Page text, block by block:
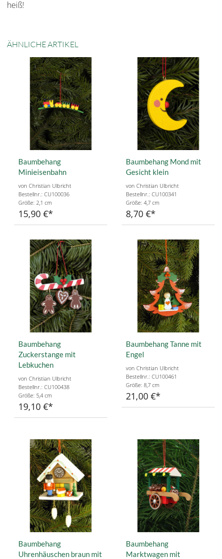
heiß!
ÄHNLICHE ARTIKEL
Baumbehang
Minieisenbahn
von Christian Ulbricht
Bestellnr.: CU100036
Größe: 2,1 cm
15,90 €
Baumbehang Mond mit
Gesicht klein
von Christian Ulbricht
Bestellnr.: CU100341
Größe: 4,7 cm
8,70 €
Baumbehang
Zuckerstange mit
Lebkuchen
von Christian Ulbricht
Bestellnr.: CU100438
Größe: 5,4 cm
19,10 €
Baumbehang Tanne mit
Engel
von Christian Ulbricht
Bestellnr.: CU100461
Größe: 8,7 cm
21,00 €
Baumbehang
Uhrenhäuschen braun mit
Baumbehang
Marktwagen mit